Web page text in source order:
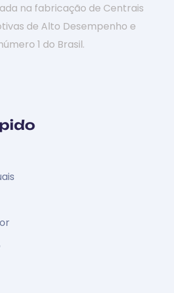
na fabricação de Centrais
de Alto Desempenho e
1 do Brasil.